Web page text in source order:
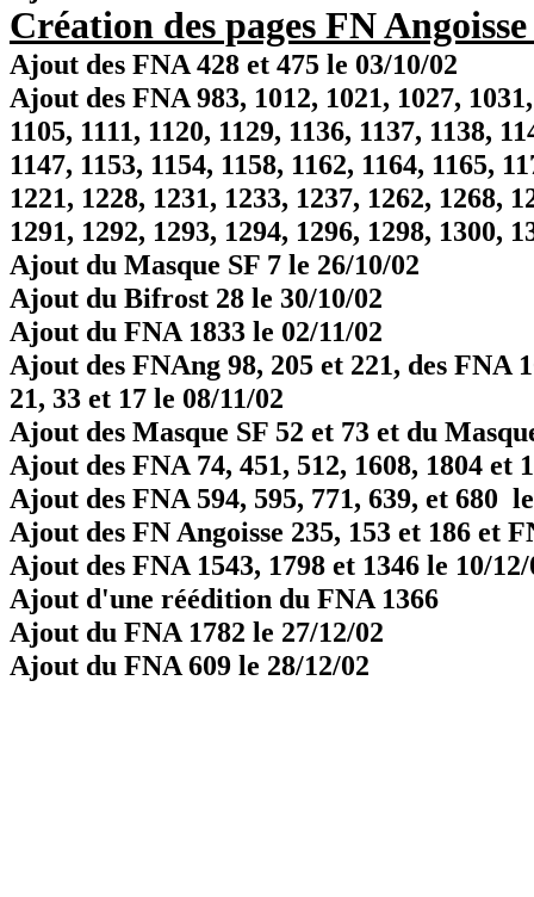
Création des pages FN
Ajout des FNA 428 et 475 le 03/10/02
Ajout des FNA 983, 1012, 1021, 1027,
1105, 1111, 1120, 1129, 1136, 1137, 1138,
1147, 1153, 1154, 1158, 1162, 1164, 1165,
1221, 1228, 1231, 1233, 1237, 1262, 1268,
1291, 1292, 1293, 1294, 1296, 1298, 1300,
Ajout du Masque SF 7 le 26/10/02
Ajout du Bifrost 28 le 30/10/02
Ajout du FNA 1833 le 02/11/02
Ajout des FNAng 98, 205 et 221, des FNA
21, 33 et 17 le 08/11/02
Ajout des Masque SF 52 et 73 et du
Ajout des FNA 74, 451, 512, 1608, 1804 et
Ajout des FNA 594, 595, 771, 639, et 680
Ajout des FN Angoisse 235, 153 et 186 et
Ajout des FNA 1543, 1798 et 1346 le 10/
Ajout d'une réédition du FNA 1366
Ajout du FNA 1782 le 27/12/02
Ajout du FNA 609 le 28/12/02